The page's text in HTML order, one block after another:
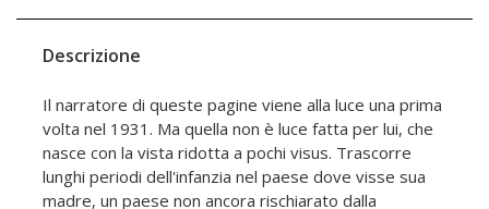
Descrizione
Il narratore di queste pagine viene alla luce una prima
volta nel 1931. Ma quella non è luce fatta per lui, che
nasce con la vista ridotta a pochi visus. Trascorre
lunghi periodi dell'infanzia nel paese dove visse sua
madre, un paese non ancora rischiarato dalla